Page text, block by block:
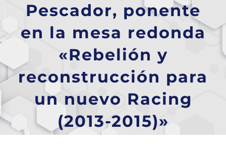
Pescador, ponente
en la mesa redonda
«Rebelión y
reconstrucción para
un nuevo Racing
(2013-2015)»